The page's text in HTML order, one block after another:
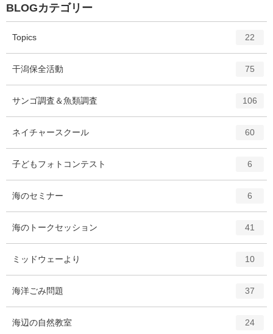
BLOGカテゴリー
Topicsエ
リ
ー
数
22
件
干潟保全活動
リ
ー
数
75
サンゴ調査＆魚類調査
ー
数
106
ネイチャースクールエ
リ
ー
60
件
子どもフォトコンテスト
ー
6
海のセミナー
リ
ー
数
6
海のトークセッション
ー
41
ミッドウェーより
ー
10
海洋ごみ問題
リ
37
海辺の自然教室 24